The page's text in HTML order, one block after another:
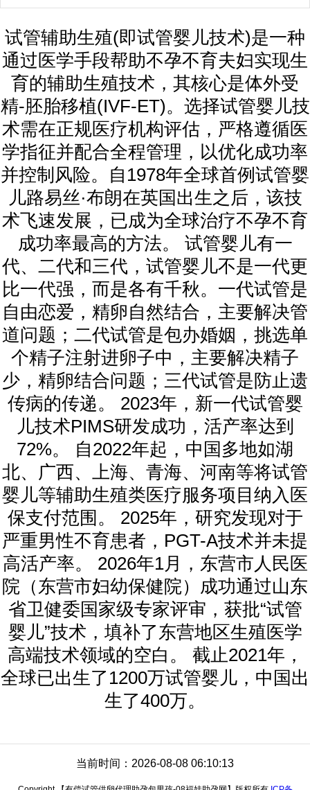
试管辅助生殖(即试管婴儿技术)是一种
通过医学手段帮助不孕不育夫妇实现生
育的辅助生殖技术，其核心是体外受
精-胚胎移植(IVF-ET)。选择试管婴儿技
术需在正规医疗机构评估，严格遵循医
学指征并配合全程管理，以优化成功率
并控制风险。自1978年全球首例试管婴
儿路易丝·布朗在英国出生之后，该技
术飞速发展，已成为全球治疗不孕不育
成功率最高的方法。 试管婴儿有一
代、二代和三代，试管婴儿不是一代更
比一代强，而是各有千秋。一代试管是
自由恋爱，精卵自然结合，主要解决管
道问题；二代试管是包办婚姻，挑选单
个精子注射进卵子中，主要解决精子
少，精卵结合问题；三代试管是防止遗
传病的传递。 2023年，新一代试管婴
儿技术PIMS研发成功，活产率达到
72%。 自2022年起，中国多地如湖
北、广西、上海、青海、河南等将试管
婴儿等辅助生殖类医疗服务项目纳入医
保支付范围。 2025年，研究发现对于
严重男性不育患者，PGT-A技术并未提
高活产率。 2026年1月，东营市人民医
院（东营市妇幼保健院）成功通过山东
省卫健委国家级专家评审，获批“试管
婴儿”技术，填补了东营地区生殖医学
高端技术领域的空白。 截止2021年，
全球已出生了1200万试管婴儿，中国出
生了400万。
当前时间：2026-08-08 06:10:13